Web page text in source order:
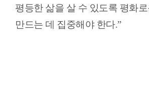
평등한 삶을 살 수 있도록 평화
만드는 데 집중해야 한다.”